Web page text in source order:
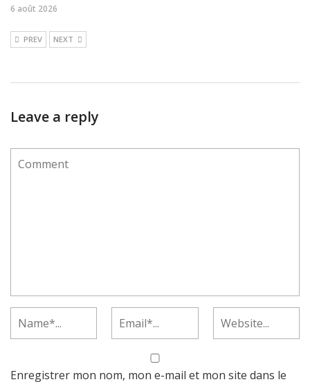
6 août 2026
PREV NEXT
Leave a reply
Enregistrer mon nom, mon e-mail et mon site dans le